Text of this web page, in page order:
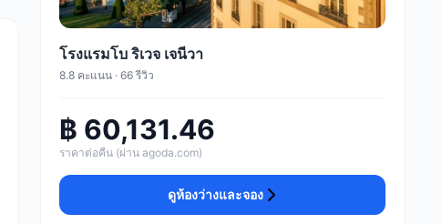
โรงแรมโบ ริเวจ เจนีวา
8.8 คะแนน · 66 รีวิว
฿ 60,131.46
ราคาต่อคืน (ผ่าน agoda.com)
ดูห้องว่างและจอง